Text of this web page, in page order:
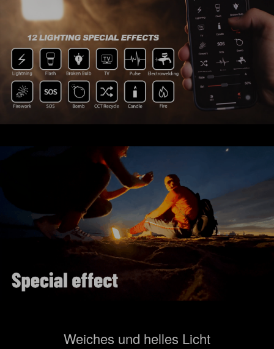
Weiches und helles Licht